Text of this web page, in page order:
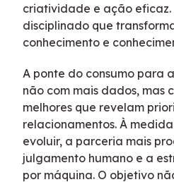
criatividade e ação eficaz.
disciplinado que
conhecimento e
A ponte do consumo para
não com mais dados, mas
melhores que revelam
relacionamentos. À
evoluir, a parceria mais
julgamento humano e a
por máquina. O objetivo